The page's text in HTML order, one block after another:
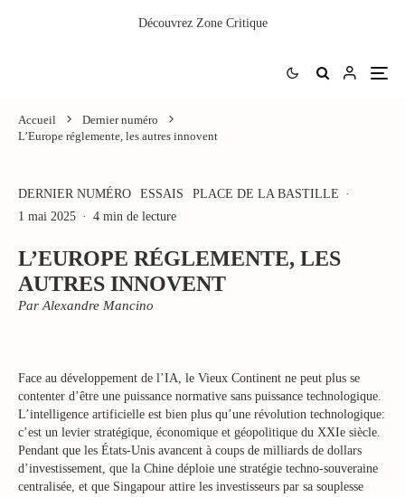
Découvrez Zone Critique
Accueil
Dernier numéro
L’Europe réglemente, les autres innovent
DERNIER NUMÉRO ESSAIS PLACE DE LA BASTILLE ·
1 mai 2025 · 4 min de lecture
L’EUROPE RÉGLEMENTE, LES
AUTRES INNOVENT
Par Alexandre Mancino
Face au développement de l’IA, le Vieux Continent ne peut plus se
contenter d’être une puissance normative sans puissance technologique.
L’intelligence artificielle est bien plus qu’une révolution technologique:
c’est un levier stratégique, économique et géopolitique du XXIe siècle.
Pendant que les États-Unis avancent à coups de milliards de dollars
d’investissement, que la Chine déploie une stratégie techno-souveraine
centralisée, et que Singapour attire les investisseurs par sa souplesse